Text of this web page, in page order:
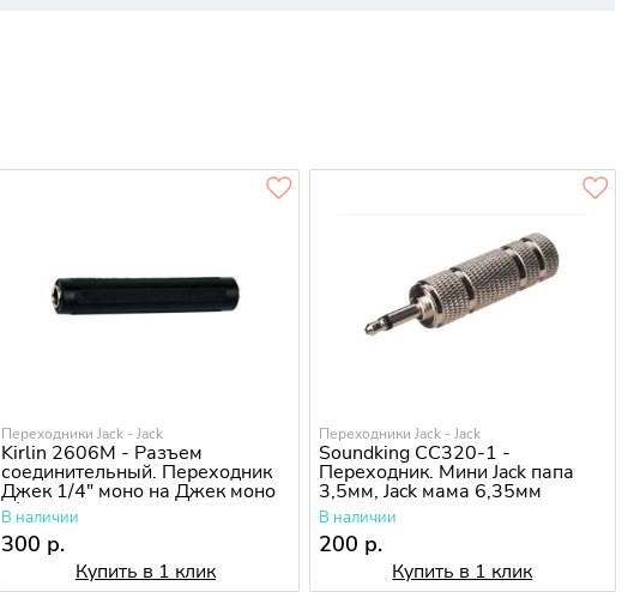
Переходники Jack - Jack
Kirlin 2606M - Разъем
соединительный. Переходник
Джек 1/4" моно на Джек моно
1/4"
В наличии
300 р.
Купить в 1 клик
Переходники Jack - Jack
Soundking CC320-1 -
Переходник. Мини Jack папа
3,5мм, Jack мама 6,35мм
В наличии
200 р.
Купить в 1 клик